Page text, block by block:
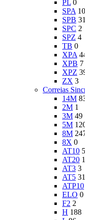
PL 0
SPA 10
SPB 31
SPC 2
SPZ 4
TB 0
XPA
XPB 7
XPZ
ZX 3
Correias
14M
2M 1
3M 49
5M
8M
8X 0
AT10
AT20
AT3 3
AT5 31
ATP10
ELO 0
F2 2
H 188